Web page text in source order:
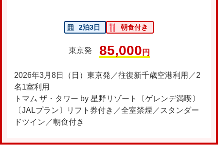
2泊3日 朝食付き
東京発 85,000 円
2026年3月8日（日）東京発／往復新千歳空港利用／2
名1室利用
トマム ザ・タワー by 星野リゾート〔ゲレンデ満喫〕
〔JALプラン〕リフト券付き／全室禁煙／スタンダー
ドツイン／朝食付き